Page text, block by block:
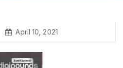
April 10, 2021